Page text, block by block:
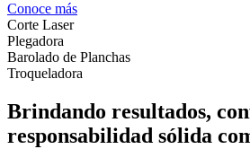
Conoce más
Corte Laser
Plegadora
Barolado de Planchas
Troqueladora
Brindando resultados,
responsabilidad sólida